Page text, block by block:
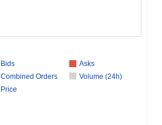
Bids
Asks
Combined Orders
Volume (24h)
Price